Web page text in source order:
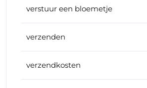
verstuur een bloemetje
verzenden
verzendkosten